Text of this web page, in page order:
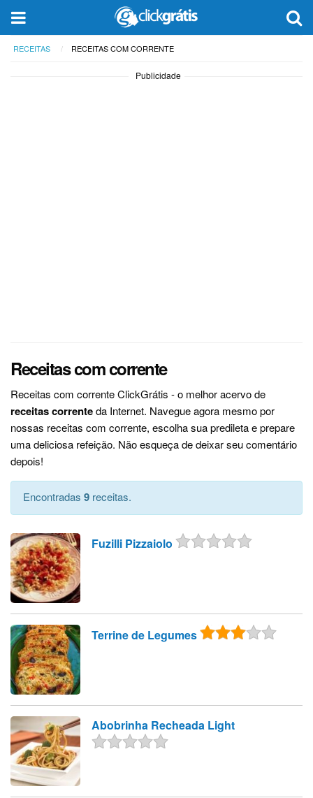
RECEITAS RECEITAS COM CORRENTE
Publicidade
Receitas com corrente
Receitas com corrente ClickGrátis - o melhor acervo de
receitas correnteda Internet. Navegue agora mesmo por
nossas receitas com corrente, escolha sua predileta e prepare
uma deliciosa refeição. Não esqueça de deixar seu comentário
depois!
Encontradas 9 receitas.
Fuzilli Pizzaiolo
Terrine de Legumes
Abobrinha Recheada Light